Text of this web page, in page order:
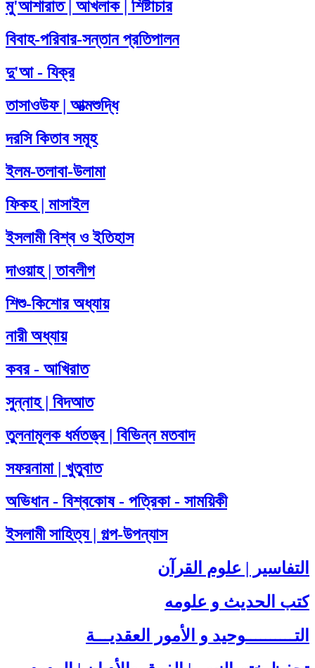
মু'আশারাত | আখলাক | শিষ্টাচার
বিবাহ-পরিবার-সন্তান প্রতিপালন
দু'আ - যিক্‌র
তাসাওউফ | আত্মশুদ্ধি
দরসি কিতাব সমূহ
ইলম-তলাবা-উলামা
ফিকহ | মাসাইল
ইসলামী বিশ্ব ও ইতিহাস
দাওয়াহ | তাবলীগ
শিশু-কিশোর অধ্যায়
নারী অধ্যায়
কবর - আখিরাত
সুন্নাহ | বিদআত
তুলনামূলক ধর্মতত্ত্ব | বিভিন্ন মতবাদ
সফরনামা | খুতুবাত
অভিধান - বিশ্বকোষ - পত্রিকা - সাময়িকী
ইসলামী সাহিত্য | গল্প-উপন্যাস
التفاسير | علوم القرآن
كتب الحديث و علومه
التــــــــــوحيد و الأمور العقديـــة